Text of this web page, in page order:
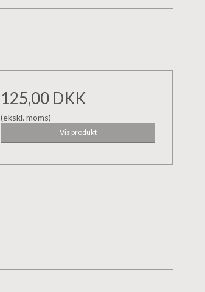
125,00 DKK
(ekskl. moms)
Vis produkt